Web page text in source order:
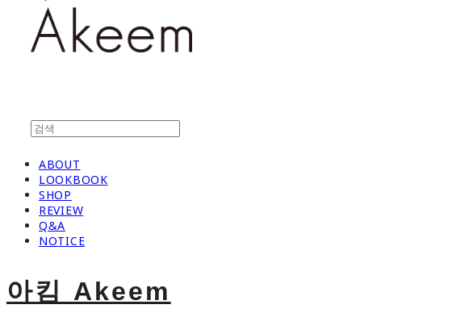
ABOUT
LOOKBOOK
SHOP
REVIEW
Q&A
NOTICE
아킴 Akeem